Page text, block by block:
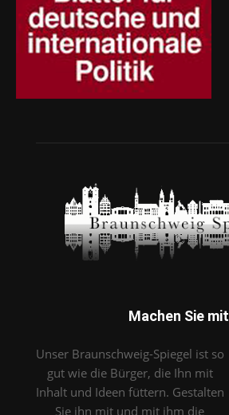
Machen Sie mit
Unser Braunschweig-Spiegel ist so
gut wie die Bürger, die Ihn mit
Inhalt und Ideen füttern. Gestalten
Sie ihn mit und mit ihm die